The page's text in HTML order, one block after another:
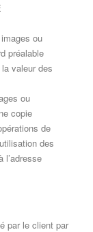
ou
préalable
valeur des
ou
copie
de
des
l’adresse
par le client par